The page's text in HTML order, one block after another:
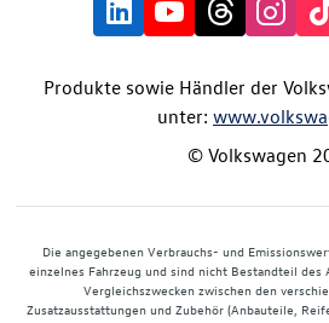
Produkte sowie Händler der
unter:
© Volkswagen
Die angegebenen Verbrauchs- und
einzelnes Fahrzeug und sind nicht Bestandteil
Vergleichszwecken zwischen den
Zusatzausstattungen und Zubehör (Anbauteile,